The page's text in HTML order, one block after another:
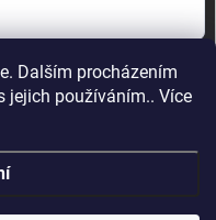
Dalším procházením
jejich používáním.. Více
ochrany osobních údajů